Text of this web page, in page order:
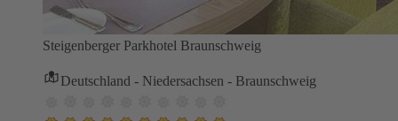
Steigenberger Parkhotel Braunschweig
Deutschland - Niedersachsen - Braunschweig